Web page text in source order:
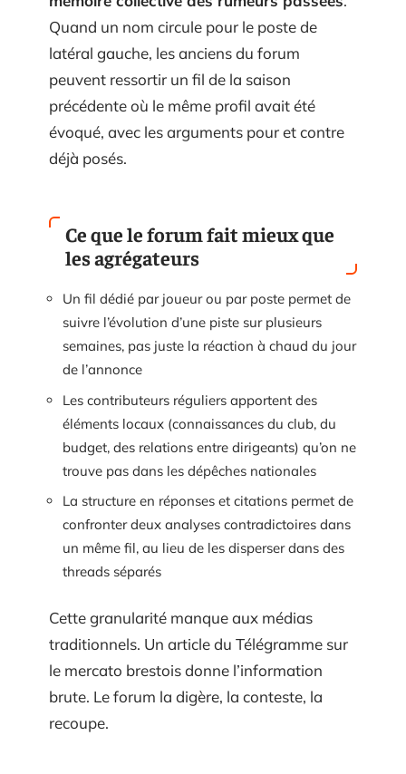
Quand un nom circule pour le poste de
latéral gauche, les anciens du forum
peuvent ressortir un fil de la saison
précédente où le même profil avait été
évoqué, avec les arguments pour et contre
déjà posés.
Ce que le forum fait mieux que
les agrégateurs
Un fil dédié par joueur ou par poste permet de
suivre l’évolution d’une piste sur plusieurs
semaines, pas juste la réaction à chaud du jour
de l’annonce
Les contributeurs réguliers apportent des
éléments locaux (connaissances du club, du
budget, des relations entre dirigeants) qu’on ne
trouve pas dans les dépêches nationales
La structure en réponses et citations permet de
confronter deux analyses contradictoires dans
un même fil, au lieu de les disperser dans des
threads séparés
Cette granularité manque aux médias
traditionnels. Un article du Télégramme sur
le mercato brestois donne l’information
brute. Le forum la digère, la conteste, la
recoupe.